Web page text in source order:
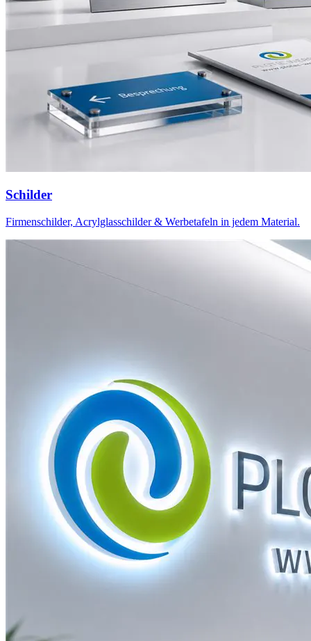
Schilder
Firmenschilder, Acrylglasschilder & Werbetafeln in jedem Material.